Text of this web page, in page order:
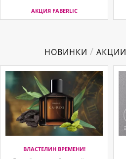
АКЦИЯ FABERLIC
НОВИНКИ / АКЦИИ
ВЛАСТЕЛИН ВРЕМЕНИ!